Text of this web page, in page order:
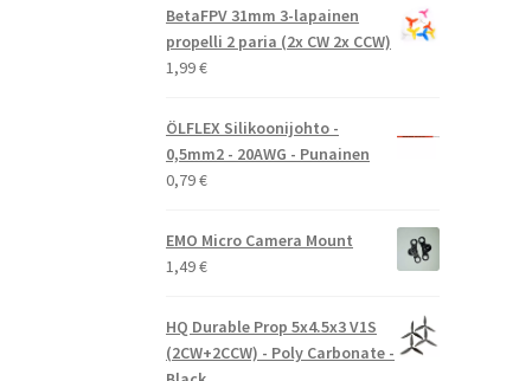
BetaFPV 31mm 3-lapainen
propelli 2 paria (2x CW 2x CCW)
1,99€
ÖLFLEX Silikoonijohto -
0,5mm2 - 20AWG - Punainen
0,79€
EMO Micro Camera Mount
1,49€
HQ Durable Prop 5x4.5x3 V1S
(2CW+2CCW) - Poly Carbonate -